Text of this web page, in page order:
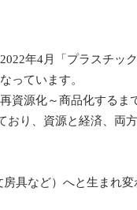
年4月「プラスチッ
っています。
資源化～商品化するま
おり、 資源と経済、両
具など）へと生まれ変